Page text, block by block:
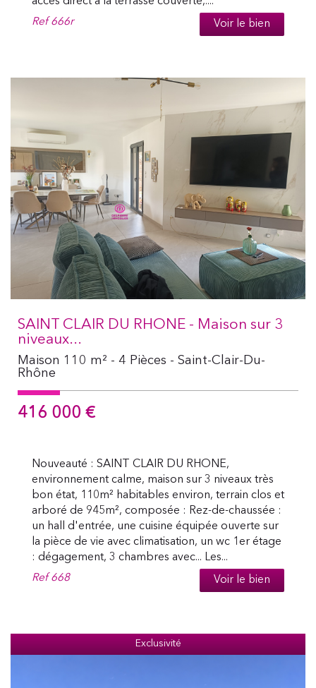
Ref666r Voir le bien
SAINT CLAIR DU RHONE - Maison sur 3
niveaux...
Maison 110 m² - 4 Pièces - Saint-Clair-Du-
Rhône
416 000 €
Nouveauté : SAINT CLAIR DU RHONE,
environnement calme, maison sur 3 niveaux très
bon état, 110m² habitables environ, terrain clos et
arboré de 945m², composée : Rez-de-chaussée :
un hall d'entrée, une cuisine équipée ouverte sur
la pièce de vie avec climatisation, un wc 1er étage
: dégagement, 3 chambres avec... Les...
Ref668 Voir le bien
Exclusivité